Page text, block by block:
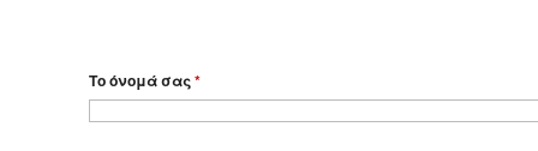
Το όνομά σας*